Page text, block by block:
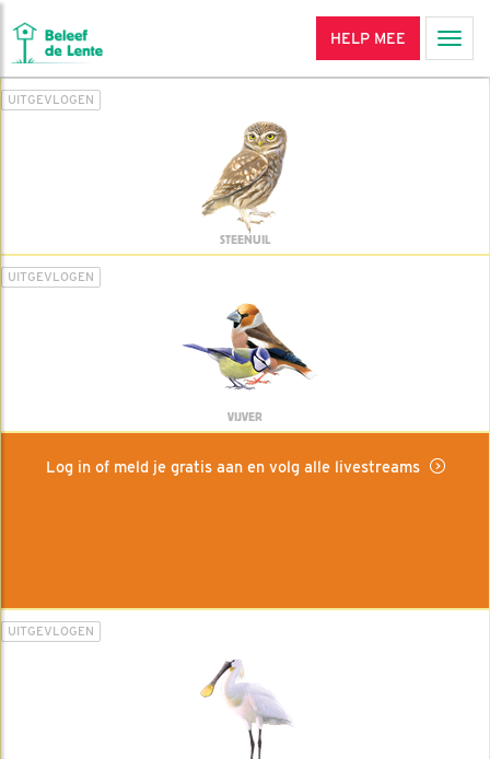
HELP MEE
UITGEVLOGEN
STEENUIL
UITGEVLOGEN
VIJVER
Log in of meld je gratis aan en volg alle livestreams
UITGEVLOGEN